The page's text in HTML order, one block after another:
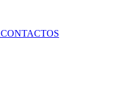
CONTACTOS